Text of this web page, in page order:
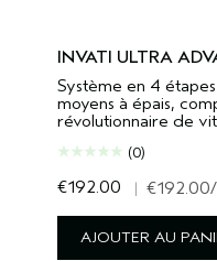
INVATI ULTRA
Système en 4
moyens à épais,
révolutionnaire de
(0)
€192.00 | €192.00
AJOUTER AU